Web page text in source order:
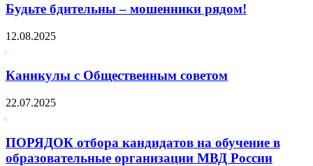
Будьте бдительны – мошенники рядом!
12.08.2025
Каникулы с Общественным советом
22.07.2025
ПОРЯДОК отбора кандидатов на обучение в
образовательные организации МВД России